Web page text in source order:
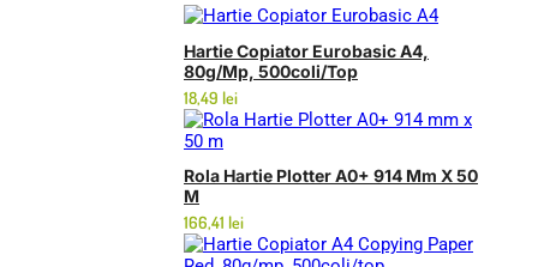
Hartie Copiator Eurobasic A4,
80g/mp, 500coli/top
18,49 lei
Rola Hartie Plotter A0+ 914 Mm X 50
M
166,41 lei